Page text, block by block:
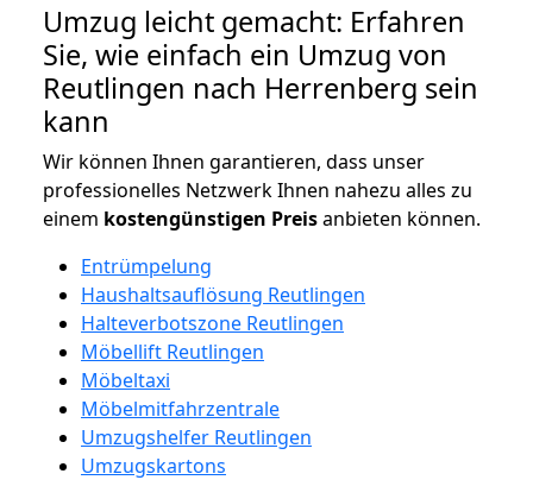
Umzug leicht gemacht: Erfahren
Sie, wie einfach ein Umzug von
Reutlingen nach Herrenberg sein
kann
Wir können Ihnen garantieren, dass unser
professionelles Netzwerk Ihnen nahezu alles zu
einem kostengünstigen Preisanbieten können.
Entrümpelung
Haushaltsauflösung Reutlingen
Halteverbotszone Reutlingen
Möbellift Reutlingen
Möbeltaxi
Möbelmitfahrzentrale
Umzugshelfer Reutlingen
Umzugskartons